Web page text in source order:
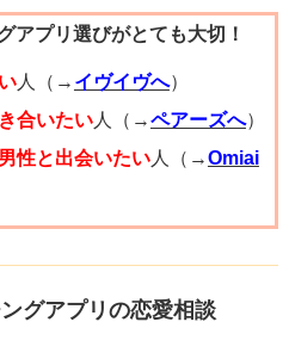
せると、イヴイヴが審査制で
半～40代前半が多く活動して
ているのではないでしょう
料でダウンロードできますの
者層を直接見てみることをお
りながら、自分と相性の良
アプリ選びがとても大切！
人（→ イヴイヴへ）
合いたい人（→ペアーズへ）
性と出会いたい人（→Omiai
グアプリの恋愛相談